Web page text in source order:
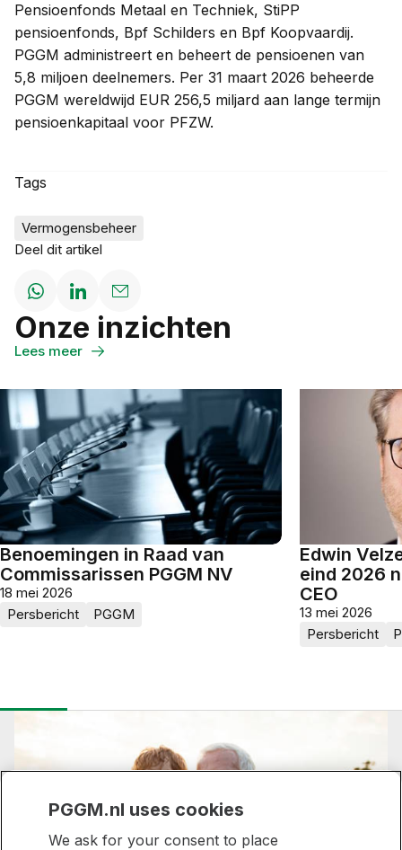
Pensioenfonds Metaal en Techniek, StiPP
pensioenfonds, Bpf Schilders en Bpf Koopvaardij.
PGGM administreert en beheert de pensioenen van
5,8 miljoen deelnemers. Per 31 maart 2026 beheerde
PGGM wereldwijd EUR 256,5 miljard aan lange termijn
pensioenkapitaal voor PFZW.
Tags
Vermogensbeheer
Deel dit artikel
Deel
op
WhatsApp
Deel
op
LinkedIn
Deel
via
Onze inzichten
Lees meer
Persbericht PGGM
Benoemingen in Raad van
Commissarissen PGGM NV
18 mei 2026
Persbericht
Edwin
eind 2026
CEO
13 mei 2026
PGGM.nl uses cookies
We ask for your consent to place